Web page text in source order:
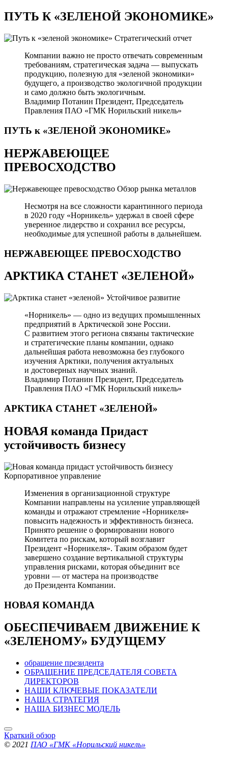
ПУТЬ К«ЗЕЛЕНОЙ ЭКОНОМИКЕ»
Стратегический отчет
Компании важно не просто отвечать современным
требованиям, стратегическая задача — выпускать
продукцию, полезную для «зеленой экономики»
будущего, а производство экологичной продукции
и само должно быть экологичным.
Владимир Потанин Президент, Председатель
Правления ПАО «ГМК Норильский никель»
ПУТЬ к «ЗЕЛЕНОЙ ЭКОНОМИКЕ»
НЕРЖАВЕЮЩЕЕ
ПРЕВОСХОДСТВО
Обзор рынка металлов
Несмотря на все сложности карантинного периода
в 2020 году «Норникель» удержал в своей сфере
уверенное лидерство и сохранил все ресурсы,
необходимые для успешной работы в дальнейшем.
НЕРЖАВЕЮЩЕЕ ПРЕВОСХОДСТВО
АРКТИКА СТАНЕТ «ЗЕЛЕНОЙ»
Устойчивое развитие
«Норникель» — одно из ведущих промышленных
предприятий в Арктической зоне России.
С развитием этого региона связаны тактические
и стратегические планы компании, однако
дальнейшая работа невозможна без глубокого
изучения Арктики, получения актуальных
и достоверных научных знаний.
Владимир Потанин Президент, Председатель
Правления ПАО «ГМК Норильский никель»
АРКТИКА СТАНЕТ «ЗЕЛЕНОЙ»
НОВАЯ команда Придаст
устойчивость бизнесу
Корпоративное управление
Изменения в организационной структуре
Компании направлены на усиление управляющей
команды и отражают стремление «Норникеля»
повысить надежность и эффективность бизнеса.
Принято решение о формировании нового
Комитета по рискам, который возглавит
Президент «Норникеля». Таким образом будет
завершено создание вертикальной структуры
управления рисками, которая объединит все
уровни — от мастера на производстве
до Президента Компании.
НОВАЯ КОМАНДА
ОБЕСПЕЧИВАЕМ ДВИЖЕНИЕ К
«ЗЕЛЕНОМУ» БУДУЩЕМУ
обращение президента
ОБРАЩЕНИЕ ПРЕДСЕДАТЕЛЯ СОВЕТА
ДИРЕКТОРОВ
НАШИ КЛЮЧЕВЫЕ ПОКАЗАТЕЛИ
НАША СТРАТЕГИЯ
НАША БИЗНЕС МОДЕЛЬ
Краткий обзор
© 2021 ПАО «ГМК «Норильский никель»